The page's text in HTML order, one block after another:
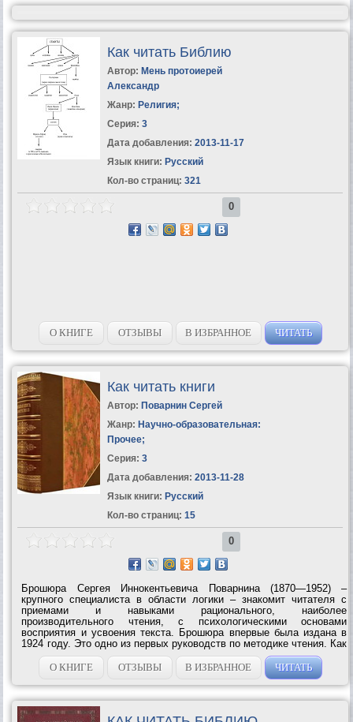
Как читать Библию
Автор: Мень протоиерей
Александр
Жанр: Религия;
Серия: 3
Дата добавления: 2013-11-17
Язык книги: Русский
Кол-во страниц: 321
0
О КНИГЕ ОТЗЫВЫ В ИЗБРАННОЕ ЧИТАТЬ
Как читать книги
Автор: Поварнин Сергей
Жанр: Научно-образовательная:
Прочее;
Серия: 3
Дата добавления: 2013-11-28
Язык книги: Русский
Кол-во страниц: 15
0
Брошюра Сергея Иннокентьевича Поварнина (1870—1952) –
крупного специалиста в области логики – знакомит читателя с
приемами и навыками рационального, наиболее
производительного чтения, с психологическими основами
восприятия и усвоения текста. Брошюра впервые была издана в
1924 году. Это одно из первых руководств по методике чтения. Как
писал C. И. Пoварнин в предисловии к изданию 1924 года, – это
«краткое введение в искусство чтения»....
О КНИГЕ ОТЗЫВЫ В ИЗБРАННОЕ ЧИТАТЬ